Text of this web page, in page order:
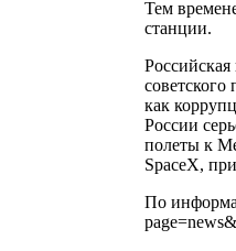
Тем
станции.
как
России
полеты к
SpaceX,
По